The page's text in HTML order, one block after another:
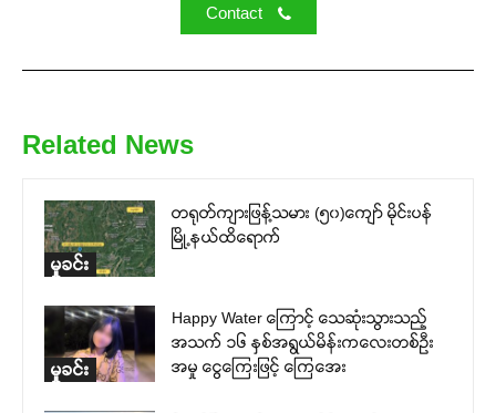
Contact
Related News
မှုခင်း
တရုတ်ကျားဖြန့်သမား (၅၀)ကျော် မိုင်းပန်
မြို့နယ်ထိရောက်
မှုခင်း
Happy Water ကြောင့် သေဆုံးသွားသည့်
အသက် ၁၆ နှစ်အရွယ်မိန်းကလေးတစ်ဦး
အမှု ငွေကြေးဖြင့် ကြေအေး